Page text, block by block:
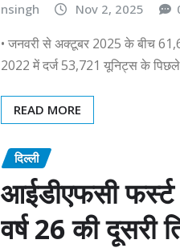
nsingh Nov 2, 2025
• जनवरी से अक्टूबर 2025 के बीच
2022 में दर्ज 53,721 यूनिट्स के
READ MORE
दिल्ली
आईडीएफसी फर्स्ट
वर्ष 26 की दूसरी